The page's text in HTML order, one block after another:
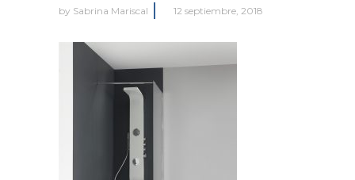
by Sabrina Mariscal 12 septiembre, 2018